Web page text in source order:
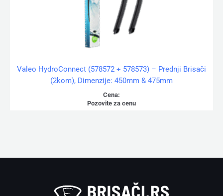
Valeo HydroConnect (578572 + 578573) – Prednji Brisači
(2kom), Dimenzije: 450mm & 475mm
Cena:
Pozovite za cenu